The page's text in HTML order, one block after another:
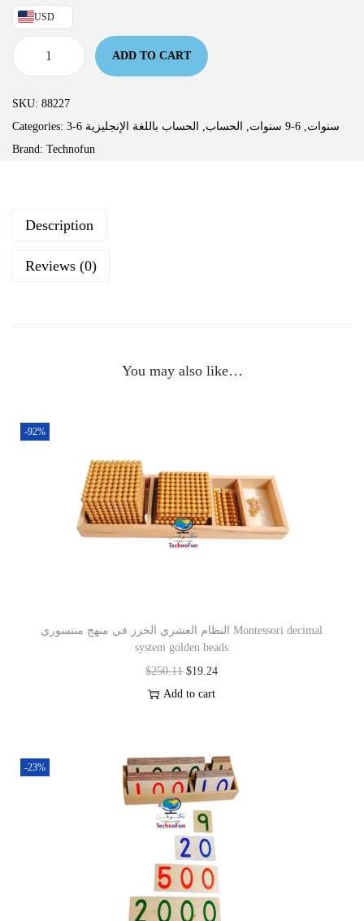
USD
ADD TO CART
SKU: 88227
Categories:
3-6 سنوات 6-9 سنوات الحساب
الحساب باللغة الإنجليزية
Brand: Technofun
Description
Reviews (0)
You may also like…
-92%
النظام العشري الخرز في منهج منتسوري Montessori decimal
system golden beads
$250.11 $19.24
Add to cart
-23%